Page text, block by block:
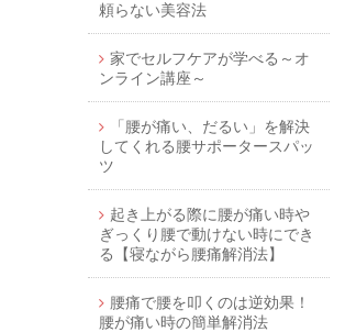
頼らない美容法
家でセルフケアが学べる～オ
ンライン講座～
「腰が痛い、だるい」を解決
してくれる腰サポータースパッ
ツ
起き上がる際に腰が痛い時や
ぎっくり腰で動けない時にでき
る【寝ながら腰痛解消法】
腰痛で腰を叩くのは逆効果！
腰が痛い時の簡単解消法